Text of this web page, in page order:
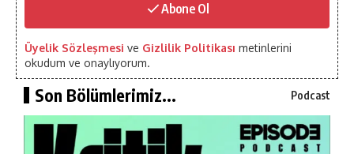
Abone Ol
Üyelik Sözleşmesi ve Gizlilik Politikası metinlerini
okudum ve onaylıyorum.
Son Bölümlerimiz... Podcast